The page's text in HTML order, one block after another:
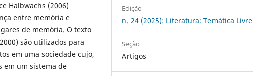
Halbwachs (2006)
entre memória e
de memória. O texto
são utilizados para
em uma sociedade cujo,
em um sistema de
Edição
n. 24 (2025): Literatura: Temática Livre
Seção
Artigos